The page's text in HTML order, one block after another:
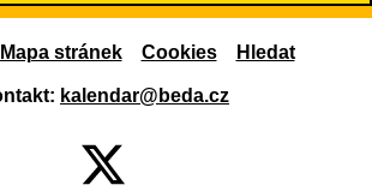
Mapa stránek Cookies Hledat
kalendar@beda.cz